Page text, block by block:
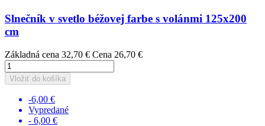
Slnečník v svetlo béžovej farbe s volánmi 125x200
cm
Základná cena 32,70 € Cena 26,70 €
Vložiť do košíka
-6,00 €
Vypredané
- 6,00 €